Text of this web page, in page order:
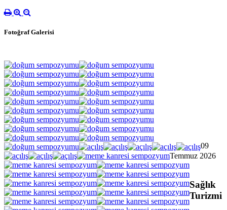
Fotoğraf Galerisi
09
Temmuz 2026
Sağlık
Turizmi